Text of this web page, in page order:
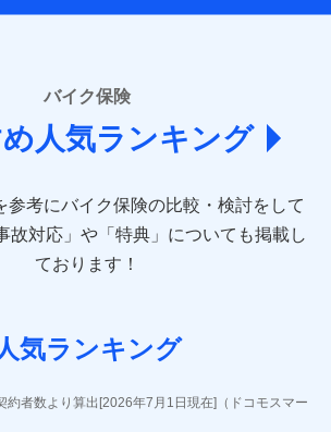
掲載しておりますので、ご確認くださ
イ同和損害保険株式会社
)
株式会社 (https://www.axa-
険株式会社 (https://www.anicom-
クト損害保険株式会社
design.net/)
株式会社
火災保険株式会社
)
バイク保険
人気ランキング
参考にバイク保険の比較・検討をして
故対応」や「特典」についても掲載し
ております！
気ランキング
約者数より算出[2026年7月1日現在]（ドコモスマー